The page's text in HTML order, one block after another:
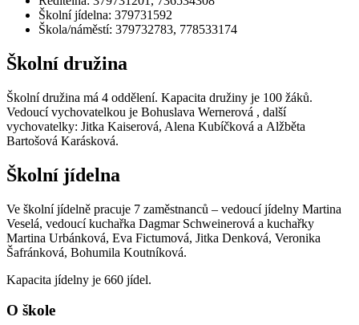
Školní jídelna: 379731592
Škola/náměstí: 379732783, 778533174
Školní družina
Školní družina má 4 oddělení. Kapacita družiny je 100 žáků.
Vedoucí vychovatelkou je Bohuslava Wernerová , další
vychovatelky: Jitka Kaiserová, Alena Kubíčková a Alžběta
Bartošová Karásková.
Školní jídelna
Ve školní jídelně pracuje 7 zaměstnanců – vedoucí jídelny Martina
Veselá, vedoucí kuchařka Dagmar Schweinerová a kuchařky
Martina Urbánková, Eva Fictumová, Jitka Denková, Veronika
Šafránková, Bohumila Koutníková.
Kapacita jídelny je 660 jídel.
O škole